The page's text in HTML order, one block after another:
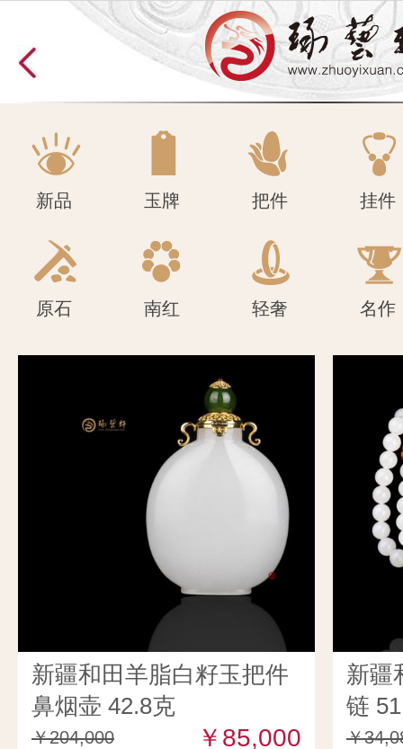
原石 南红 轻奢 名作
新品 玉牌 把件 挂件
原石 南红 轻奢 名作
新疆和田羊脂白籽玉把件
鼻烟壶 42.8克
￥204,000 ￥85,000
新疆
链
￥